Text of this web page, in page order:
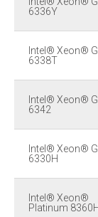
6336Y
Intel® Xeon®
6338T
Intel® Xeon®
6342
Intel® Xeon®
6330H
Intel® Xeon®
Platinum